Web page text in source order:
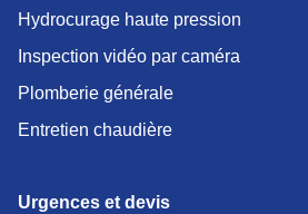
Hydrocurage haute pression
Inspection vidéo par caméra
Plomberie générale
Entretien chaudière
Urgences et devis